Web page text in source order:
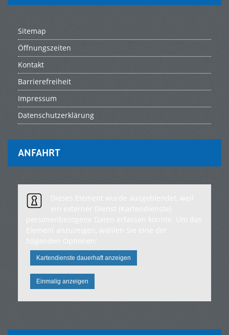
Sitemap
Öffnungszeiten
Kontakt
Barrierefreiheit
Impressum
Datenschutzerklärung
ANFAHRT
Kartendienste dauerhaft anzeigen
Einmalig anzeigen